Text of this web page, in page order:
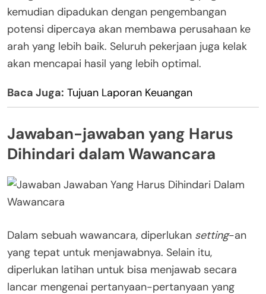
kemudian dipadukan dengan pengembangan
potensi dipercaya akan membawa perusahaan ke
arah yang lebih baik. Seluruh pekerjaan juga kelak
akan mencapai hasil yang lebih optimal.
Baca Juga: Tujuan Laporan Keuangan
Jawaban-jawaban yang Harus
Dihindari dalam Wawancara
Dalam sebuah wawancara, diperlukan setting-an
yang tepat untuk menjawabnya. Selain itu,
diperlukan latihan untuk bisa menjawab secara
lancar mengenai pertanyaan-pertanyaan yang